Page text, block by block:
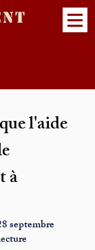
l'aide
à
septembre